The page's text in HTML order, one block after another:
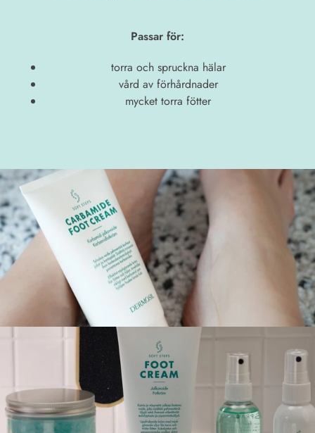
Passar för:
torra och spruckna hälar
vård av förhårdnader
mycket torra fötter